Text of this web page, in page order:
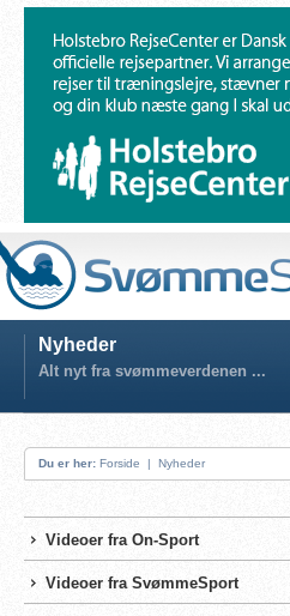
Nyheder
Alt nyt fra svømmeverdenen ...
Du er her: Forside | Nyheder
Videoer fra On-Sport
Videoer fra SvømmeSport